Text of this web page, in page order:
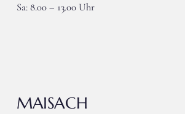
Sa: 8.00 – 13.00 Uhr
MAISACH